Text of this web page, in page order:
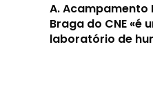
A.Acampamento
Braga do CNE «é
laboratório de